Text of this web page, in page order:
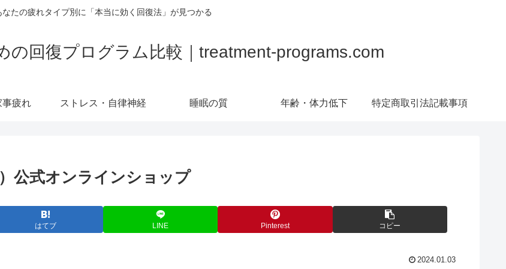
なたの疲れタイプ別に「本当に効く回復法」が見つかる
の回復プログラム比較｜treatment-programs.com
事疲れ ストレス・自律神経 睡眠の質 年齢・体力低下 特定商取引法記載事項
公式オンラインショップ
はてブ LINE Pinterest コピー
2024.01.03